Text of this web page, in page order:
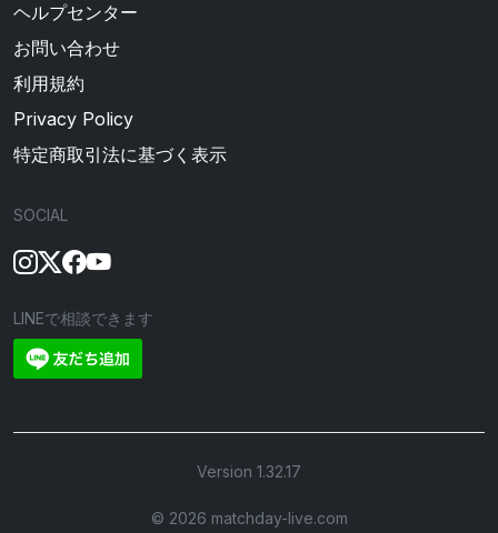
ヘルプセンター
お問い合わせ
利用規約
Privacy Policy
特定商取引法に基づく表示
SOCIAL
LINEで相談できます
Version 1.32.17
©︎ 2026 matchday-live.com